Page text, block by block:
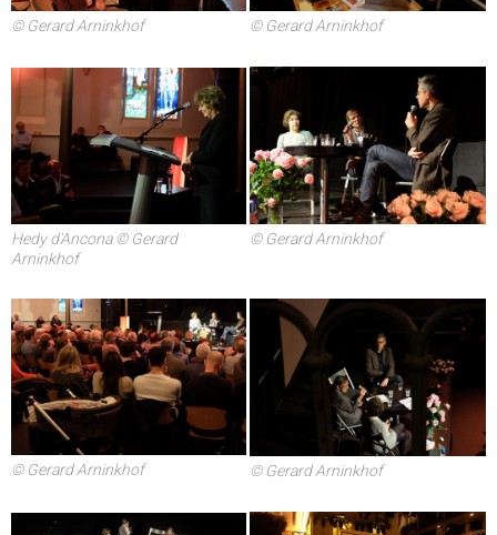
© Gerard Arninkhof © Gerard Arninkhof
Hedy d'Ancona © Gerard
Arninkhof
© Gerard Arninkhof
© Gerard Arninkhof © Gerard Arninkhof